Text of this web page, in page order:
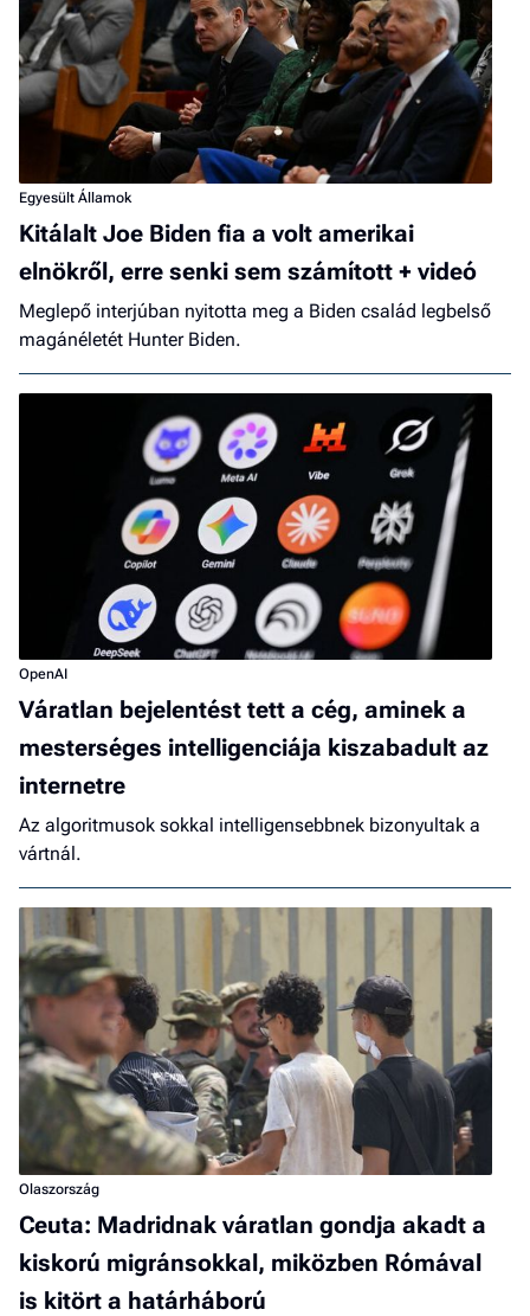
Egyesült Államok
Kitálalt Joe Biden fia a volt amerikai
elnökről, erre senki sem számított + videó
Meglepő interjúban nyitotta meg a Biden család legbelső
magánéletét Hunter Biden.
OpenAI
Váratlan bejelentést tett a cég, aminek a
mesterséges intelligenciája kiszabadult az
internetre
Az algoritmusok sokkal intelligensebbnek bizonyultak a
vártnál.
Olaszország
Ceuta: Madridnak váratlan gondja akadt a
kiskorú migránsokkal, miközben Rómával
is kitört a határháború